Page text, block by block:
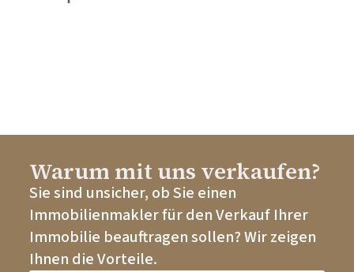
Warum mit uns verkaufen?
Sie sind unsicher, ob Sie einen
Immobilienmakler für den Verkauf Ihrer
Immobilie beauftragen sollen? Wir zeigen
Ihnen die Vorteile.